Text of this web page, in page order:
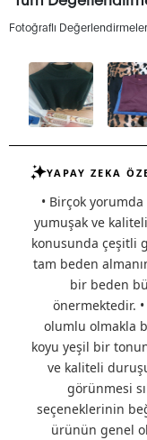
Fotoğraflı Değerlendirmeler
YAPAY ZEKA
• Birçok
yumuşak ve
konusunda çeşitli
tam beden
bir beden
önermektedir.
olumlu olmakla
koyu yeşil bir
ve kaliteli
görünmesi
seçeneklerinin
ürünün genel